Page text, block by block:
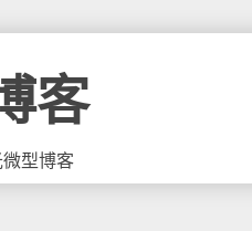
客
型博客